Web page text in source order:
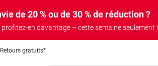
de 20 % ou de 30 % de réduction ?
profitez-en davantage – cette semaine seulement !
Retours gratuits*